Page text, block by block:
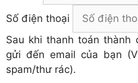
Số điện thoại
Sau khi thanh toán
gửi đến email của bạn
spam/thư rác).